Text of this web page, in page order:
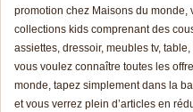
promotion chez Maisons du monde,
collections kids comprenant des
assiettes, dressoir, meubles tv,
vous voulez connaître toutes les
monde, tapez simplement dans la
et vous verrez plein d’articles en